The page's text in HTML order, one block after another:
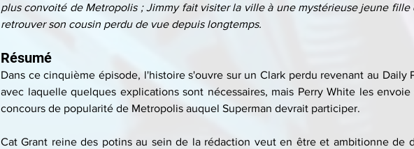
plus convoité de Metropolis ; Jimmy fait visiter la ville à une mystérieuse jeune fille
retrouver son cousin perdu de vue depuis longtemps.
Résumé
Dans ce cinquième épisode, l'histoire s'ouvre sur un Clark perdu revenant au Daily
avec laquelle quelques explications sont nécessaires, mais Perry White les
concours de popularité de Metropolis auquel Superman devrait participer.
Cat Grant reine des potins au sein de la rédaction veut en être et ambitionne de